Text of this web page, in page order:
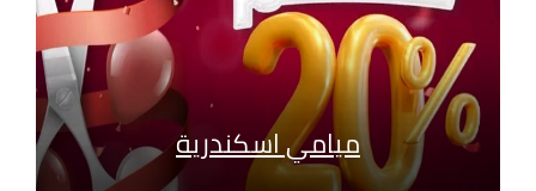
ميامي اسكندرية